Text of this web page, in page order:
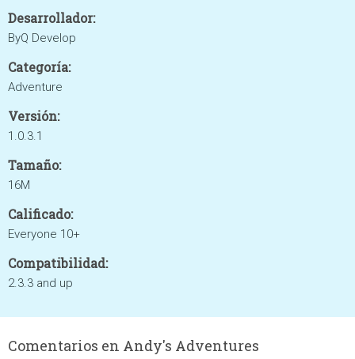
Desarrollador:
ByQ Develop
Categoría:
Adventure
Versión:
1.0.3.1
Tamaño:
16M
Calificado:
Everyone 10+
Compatibilidad:
2.3.3 and up
Comentarios en Andy's Adventures